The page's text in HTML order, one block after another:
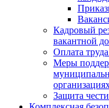
Кадровый
вакантной
Оплата
Меры
Защита